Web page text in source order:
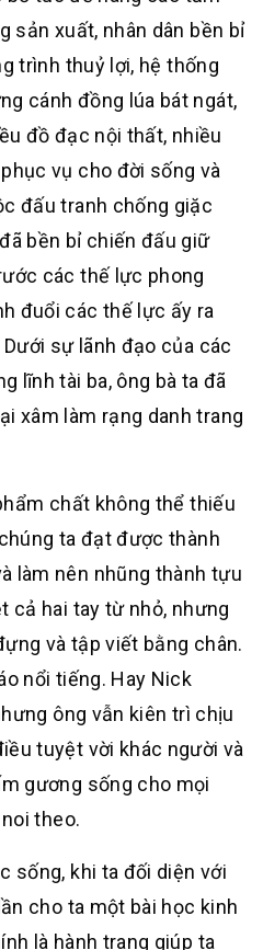
sản xuất, nhân dân bền bỉ
trình thuỷ lợi, hệ thống
cánh đồng lúa bát ngát,
đồ đạc nội thất, nhiều
vụ cho đời sống và
đấu tranh chống giặc
bền bỉ chiến đấu giữ
các thế lực phong
đuổi các thế lực ấy ra
sự lãnh đạo của các
lĩnh tài ba, ông bà ta đã
xâm làm rạng danh trang
chất không thể thiếu
ta đạt được thành
làm nên nhũng thành tựu
cả hai tay từ nhỏ, nhưng
và tập viết bằng chân.
nổi tiếng. Hay Nick
ông vẫn kiên trì chịu
tuyệt vời khác người và
gương sống cho mọi
theo.
sống, khi ta đối diện với
cho ta một bài học kinh
là hành trang giúp ta